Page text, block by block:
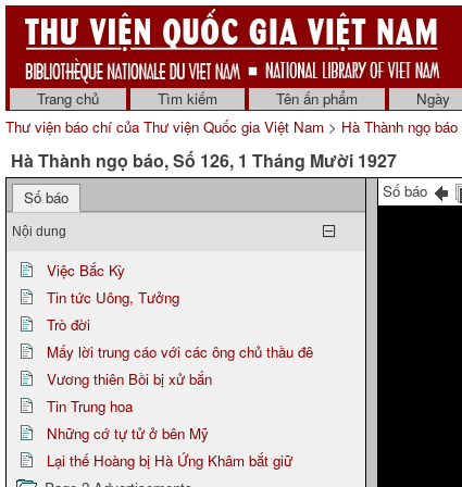
Trang chủ Tìm kiếm Tên ấn phẩm Ngày
Thư viện báo chí của Thư viện Quốc gia Việt Nam > Hà Thành ngọ báo
Hà Thành ngọ báo, Số 126, 1 Tháng Mười 1927
Số báo
Nội dung
Việc Bắc Kỳ
Tin tức Uông, Tưởng
Trò đời
Mấy lời trung cáo với các ông chủ thầu đê
Vương thiên Bồi bị xử bắn
Tin Trung hoa
Những cớ tự tử ở bên Mỹ
Lại thế Hoàng bị Hà Ứng Khâm bắt giữ
Số báo